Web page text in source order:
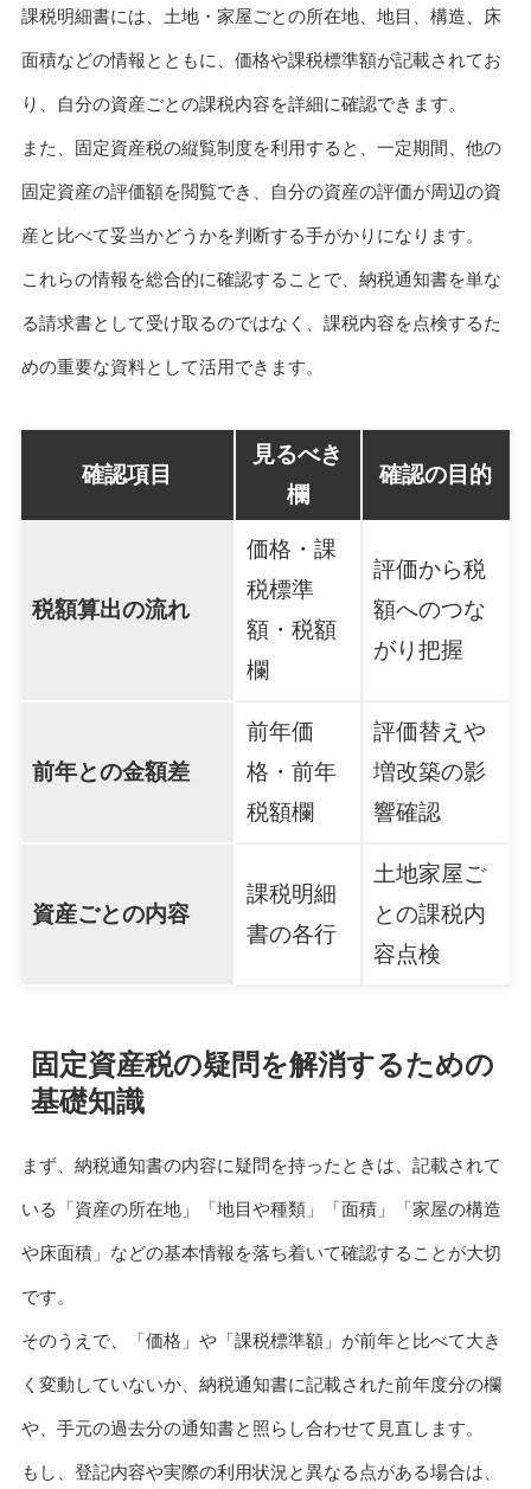
課税明細書には、土地・家屋ごとの所在地、地目、構造、床
面積などの情報とともに、価格や課税標準額が記載されてお
り、自分の資産ごとの課税内容を詳細に確認できます。
また、固定資産税の縦覧制度を利用すると、一定期間、他の
固定資産の評価額を閲覧でき、自分の資産の評価が周辺の資
産と比べて妥当かどうかを判断する手がかりになります。
これらの情報を総合的に確認することで、納税通知書を単な
る請求書として受け取るのではなく、課税内容を点検するた
めの重要な資料として活用できます。
確認項目
見るべき
欄
確認の目的
税額算出の流れ
価格・課
税標準
額・税額
欄
評価から税
額へのつな
がり把握
前年との金額差
前年価
格・前年
税額欄
評価替えや
増改築の影
響確認
資産ごとの内容
課税明細
書の各行
土地家屋ご
との課税内
容点検
固定資産税の疑問を解消するための
基礎知識
まず、納税通知書の内容に疑問を持ったときは、記載されて
いる「資産の所在地」「地目や種類」「面積」「家屋の構造
や床面積」などの基本情報を落ち着いて確認することが大切
です。
そのうえで、「価格」や「課税標準額」が前年と比べて大き
く変動していないか、納税通知書に記載された前年度分の欄
や、手元の過去分の通知書と照らし合わせて見直します。
もし、登記内容や実際の利用状況と異なる点がある場合は、